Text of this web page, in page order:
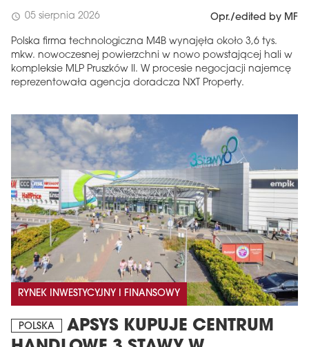
schedule 05 sierpnia 2026 Opr./edited by MF
Polska firma technologiczna M4B wynajęła około 3,6 tys.
mkw. nowoczesnej powierzchni w nowo powstającej hali w
kompleksie MLP Pruszków II. W procesie negocjacji najemcę
reprezentowała agencja doradcza NXT Property.
RYNEK INWESTYCYJNY I FINANSOWY
POLSKA
APSYS KUPUJE CENTRUM